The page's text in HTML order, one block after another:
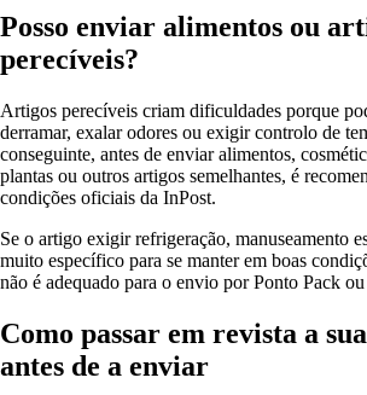
Posso enviar alimentos ou
perecíveis?
Artigos perecíveis criam dificuldades porque
derramar, exalar odores ou exigir controlo de
conseguinte, antes de enviar alimentos,
plantas ou outros artigos semelhantes, é
condições oficiais da InPost.
Se o artigo exigir refrigeração, manuseamento
muito específico para se manter em boas
não é adequado para o envio por Ponto Pack
Como passar em revista a
antes de a enviar